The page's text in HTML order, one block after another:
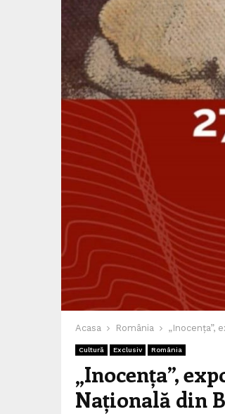
Acasa România „Inocența”,
Cultură Exclusiv România
„Inocența”,
Națională din